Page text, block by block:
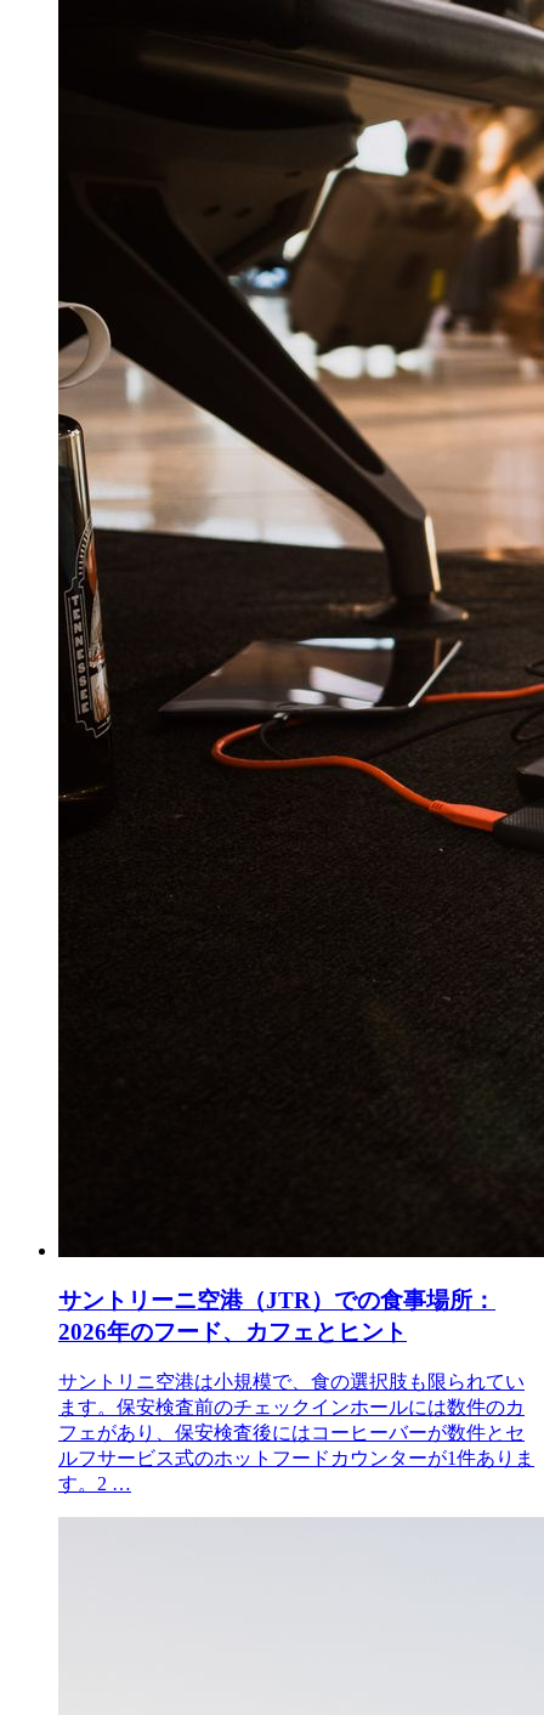
サントリーニ空港（JTR）での食事場所：
2026年のフード、カフェとヒント
サントリニ空港は小規模で、食の選択肢も限られてい
ます。保安検査前のチェックインホールには数件のカ
フェがあり、保安検査後にはコーヒーバーが数件とセ
ルフサービス式のホットフードカウンターが1件ありま
す。2 …